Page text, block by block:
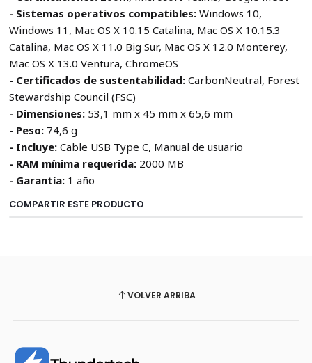
- Sistemas operativos compatibles:Windows 10,
Windows 11, Mac OS X 10.15 Catalina, Mac OS X 10.15.3
Catalina, Mac OS X 11.0 Big Sur, Mac OS X 12.0 Monterey,
Mac OS X 13.0 Ventura, ChromeOS
- Certificados de sustentabilidad:CarbonNeutral, Forest
Stewardship Council (FSC)
- Dimensiones:53,1 mm x 45 mm x 65,6 mm
- Peso:74,6 g
- Incluye:Cable USB Type C, Manual de usuario
- RAM mínima requerida:2000 MB
- Garantía:1 año
COMPARTIR ESTE PRODUCTO
VOLVER ARRIBA